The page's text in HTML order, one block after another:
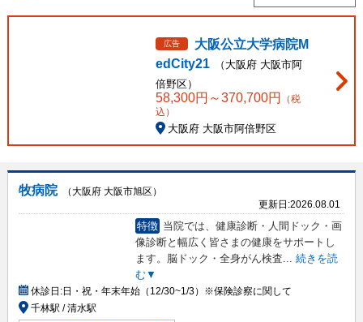
広告
大阪公立大学病院M
edCity21
（ 大阪府 大阪市阿
倍野区）
58,300円～370,700円
（税
込）
大阪府 大阪市阿倍野区
牧病院
（大阪府 大阪市旭区）
更新日:2026.08.01
特徴 当院では、健康診断・人間ドック・画
像診断と幅広く皆さまの健康をサポートし
ます。脳ドック・全身がん検査... 続きを読
む▼
休診日:日・祝・年末年始（12/30~1/3）※保険診察に関して
千林駅 / 清水駅